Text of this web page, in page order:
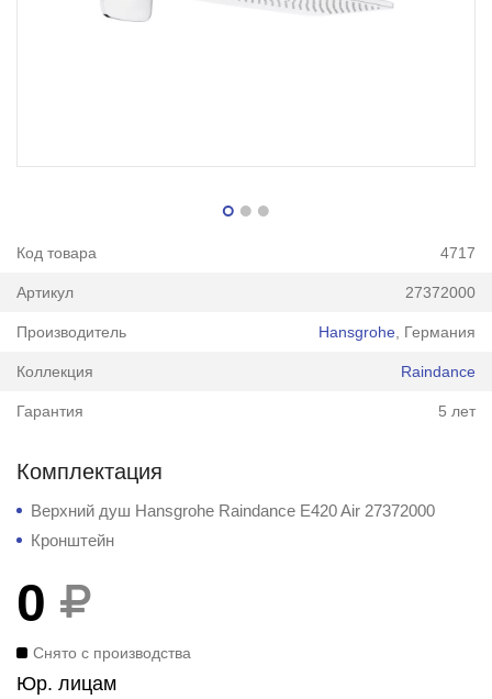
Код товара 4717
Артикул 27372000
Производитель Hansgrohe , Германия
Коллекция Raindance
Гарантия 5 лет
Комплектация
Верхний душ Hansgrohe Raindance E420 Air 27372000
Кронштейн
0
Снято с производства
Юр. лицам